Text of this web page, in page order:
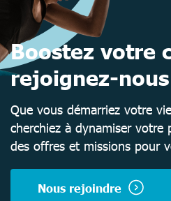
Boostez votre
rejoignez-
Que vous démarriez votre
cherchiez à dynamiser votre
des offres et missions pour
Nous rejoindre